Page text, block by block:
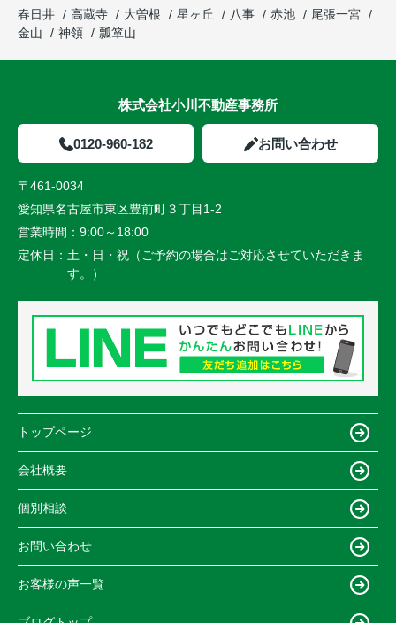
春日井
高蔵寺 大曽根 星ヶ丘 八事 赤池
尾張一宮
金山
神領 瓢箪山
株式会社小川不動産事務所
0120-960-182 お問い合わせ
〒461-0034
愛知県名古屋市東区豊前町３丁目1-2
営業時間： 9:00～18:00
定休日： 土・日・祝（ご予約の場合はご対応させていただきま
す。）
トップページ
会社概要
個別相談
お問い合わせ
お客様の声一覧